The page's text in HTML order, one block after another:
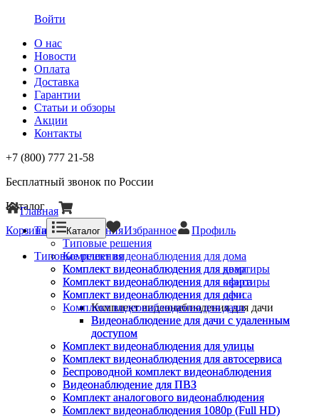
Войти
О нас
Новости
Оплата
Доставка
Гарантии
Статьи и обзоры
Акции
Контакты
+7 (800) 777 21-58
Бесплатный звонок по России
Каталог
Типовые решения
Типовые решения
Комплект видеонаблюдения для дома
Комплект видеонаблюдения для квартиры
Комплект видеонаблюдения для офиса
Комплект видеонаблюдения для дачи
Комплект видеонаблюдения для дачи
Видеонаблюдение для дачи с удаленным
доступом
Комплект видеонаблюдения для улицы
Комплект видеонаблюдения для автосервиса
Беспроводной комплект видеонаблюдения
Видеонаблюдение для ПВЗ
Комплект аналогового видеонаблюдения
Комплект видеонаблюдения 1080p (Full HD)
Главная
Корзина
Каталог Избранное Профиль
Типовые решения
Комплект видеонаблюдения для дома
Комплект видеонаблюдения для квартиры
Комплект видеонаблюдения для офиса
Комплект видеонаблюдения для дачи
Видеонаблюдение для дачи с удаленным
доступом
Комплект видеонаблюдения для улицы
Комплект видеонаблюдения для автосервиса
Беспроводной комплект видеонаблюдения
Видеонаблюдение для ПВЗ
Комплект аналогового видеонаблюдения
Комплект видеонаблюдения 1080p (Full HD)